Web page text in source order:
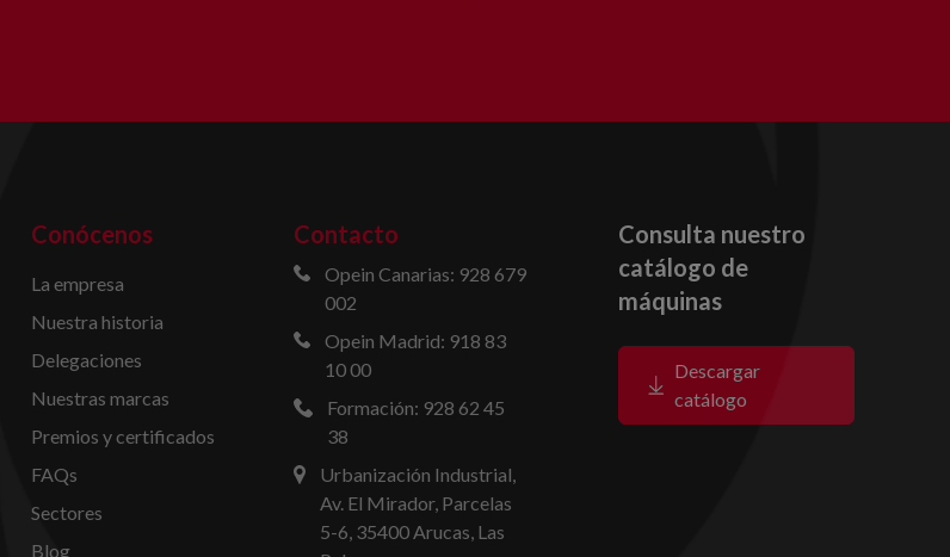
Conócenos
La empresa
Nuestra historia
Delegaciones
Nuestras marcas
Premios y certificados
FAQs
Sectores
Blog
Contacto
Opein Canarias: 928 679
002
Opein Madrid: 918 83
10 00
Formación: 928 62 45
38
Urbanización Industrial,
Av. El Mirador, Parcelas
5-6, 35400 Arucas, Las
Consulta nuestro
catálogo de
máquinas
Descargar
catálogo